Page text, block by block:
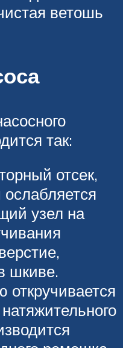
ветошь
так:
отсек,
узел на
шкиве.
откручивается